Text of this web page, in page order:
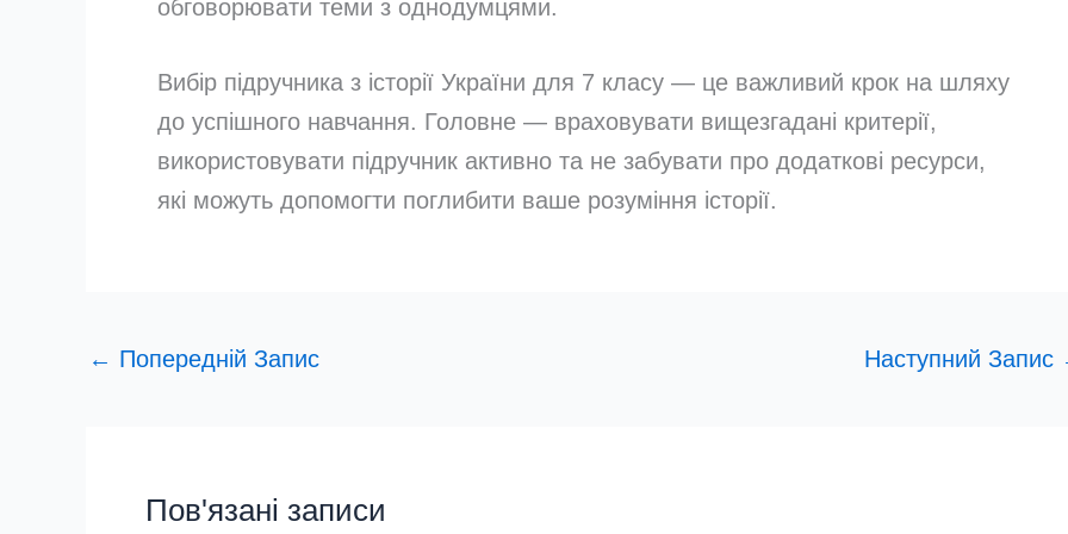
обговорювати теми з однодумцями.
Вибір підручника з історії України для 7 класу — це важливий крок на шляху
до успішного навчання. Головне — враховувати вищезгадані критерії,
використовувати підручник активно та не забувати про додаткові ресурси,
які можуть допомогти поглибити ваше розуміння історії.
← Попередній Запис Наступний Запис
Пов'язані записи